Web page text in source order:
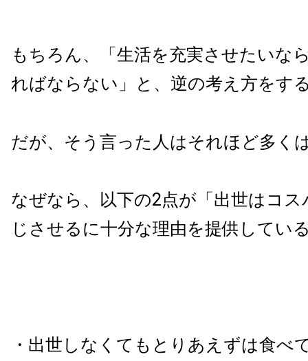
もちろん、「生活を充実させたいな
ればならない」と、逆の考え方をす
だが、そう言った人はそれほど多く
なぜなら、以下の2点が「出世はコ
じさせるに十分な理由を提供してい
・出世しなくてもとりあえずは食べ